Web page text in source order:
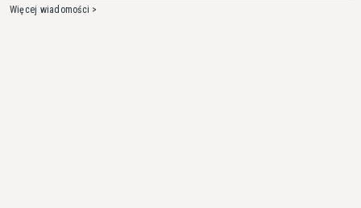
Więcej wiadomości >